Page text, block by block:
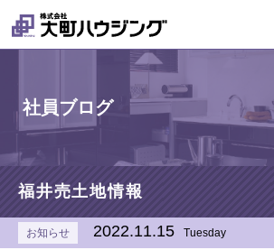
社員ブログ
福井売土地情報
お知らせ 2022.11.15 Tuesday